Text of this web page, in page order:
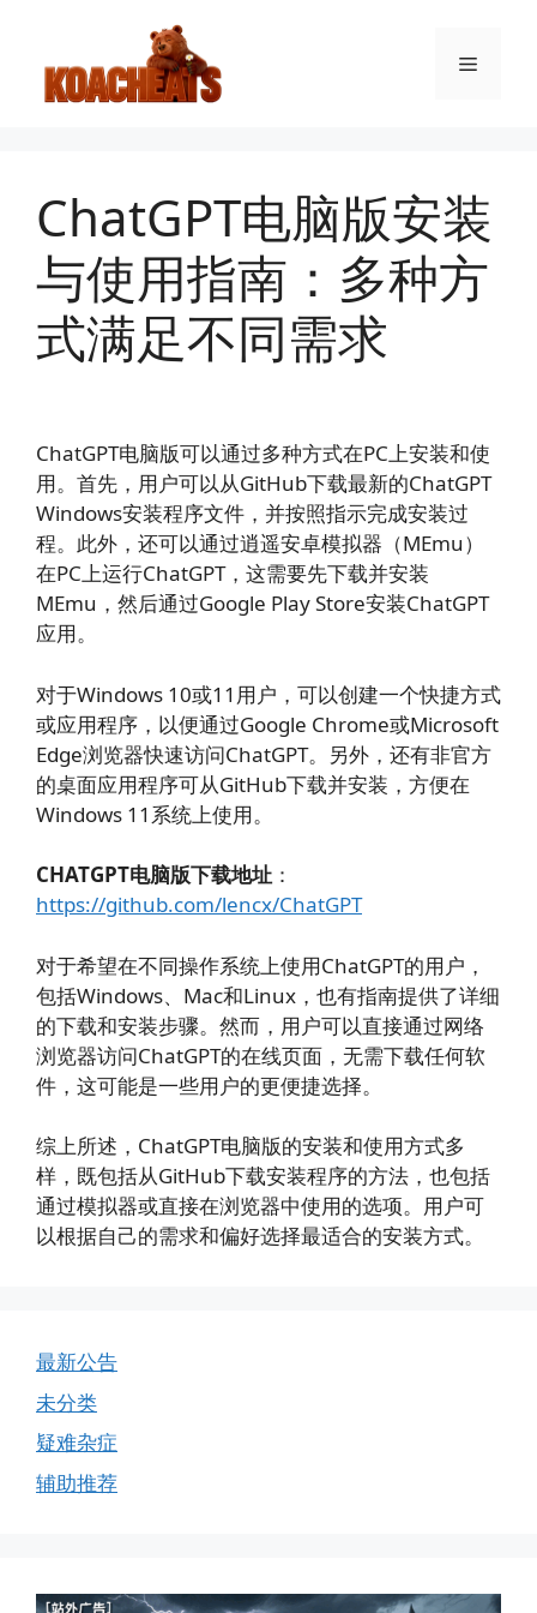
菜
ChatGPT电脑版安装
与使用指南：多种方
式满足不同需求
ChatGPT电脑版可以通过多种方式在PC上安装和使
用。首先，用户可以从GitHub下载最新的ChatGPT
Windows安装程序文件，并按照指示完成安装过
程。此外，还可以通过逍遥安卓模拟器（MEmu）
在PC上运行ChatGPT，这需要先下载并安装
MEmu，然后通过Google Play Store安装ChatGPT
应用。
对于Windows 10或11用户，可以创建一个快捷方式
或应用程序，以便通过Google Chrome或Microsoft
Edge浏览器快速访问ChatGPT。另外，还有非官方
的桌面应用程序可从GitHub下载并安装，方便在
Windows 11系统上使用。
CHATGPT电脑版下载地址 ：
https://github.com/lencx/ChatGPT
对于希望在不同操作系统上使用ChatGPT的用户，
包括Windows、Mac和Linux，也有指南提供了详细
的下载和安装步骤。然而，用户可以直接通过网络
浏览器访问ChatGPT的在线页面，无需下载任何软
件，这可能是一些用户的更便捷选择。
综上所述，ChatGPT电脑版的安装和使用方式多
样，既包括从GitHub下载安装程序的方法，也包括
通过模拟器或直接在浏览器中使用的选项。用户可
以根据自己的需求和偏好选择最适合的安装方式。
最新公告
未分类
疑难杂症
辅助推荐